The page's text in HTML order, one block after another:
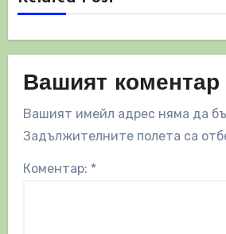
Вашият коментар
Вашият имейл адрес няма да
Задължителните полета са
Коментар: *